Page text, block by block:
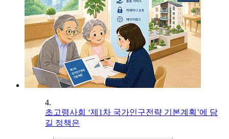
4.
초고령사회 ‘제1차 국가인구전략 기본계획’에 담
길 정책은